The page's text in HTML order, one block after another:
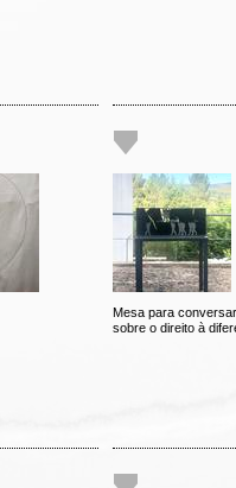
Mesa para conversar
sobre o direito à